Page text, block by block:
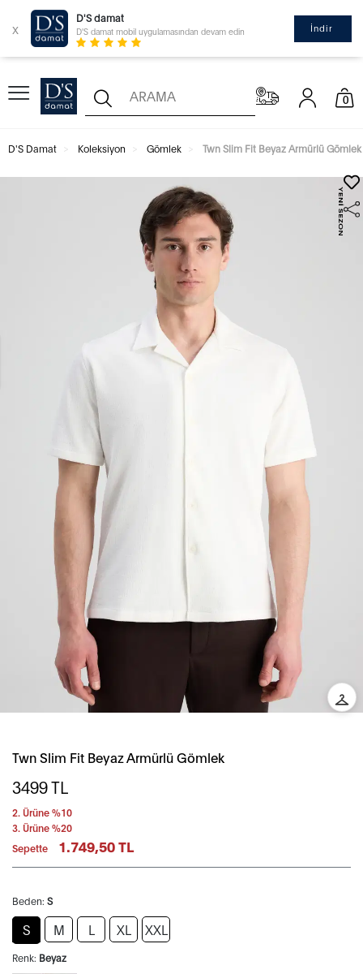
x
D'S damat
D'S damat mobil uygulamasından devam edin İndir
0
D'S Damat Koleksiyon Gömlek Twn Slim Fit Beyaz Armürlü Gömlek
Twn Slim Fit Beyaz Armürlü Gömlek
3499TL
2. Ürüne %10
3. Ürüne %20
Sepette
1.749,50 TL
Beden: S
S M L XL XXL
Renk: Beyaz